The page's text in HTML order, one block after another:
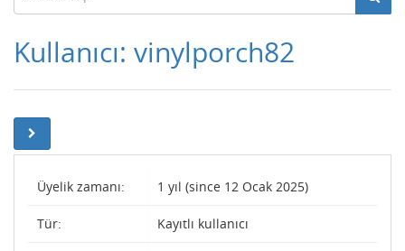
Kullanıcı: vinylporch82
Üyelik zamanı: 1 yıl (since 12 Ocak 2025)
Tür: Kayıtlı kullanıcı